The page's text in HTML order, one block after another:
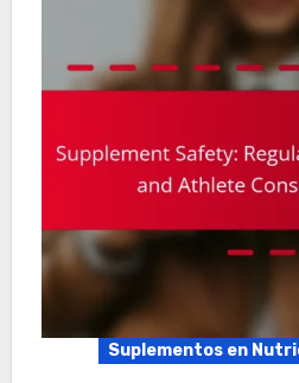
Suplementos en